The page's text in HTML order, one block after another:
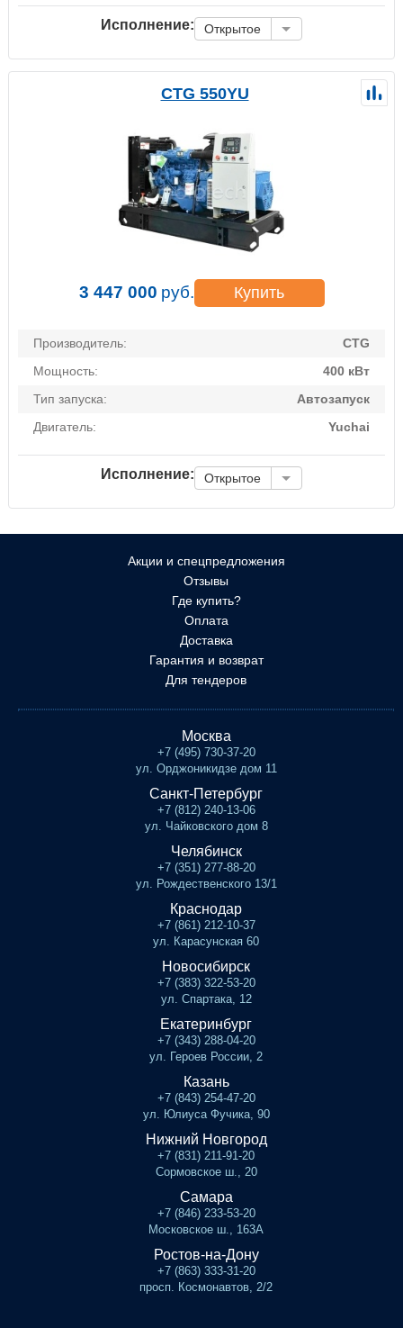
Исполнение: Открытое
CTG 550YU
3 447 000 руб. Купить
Производитель:
CTG
Мощность:
400 кВт
Тип запуска:
Автозапуск
Двигатель:
Yuchai
Исполнение: Открытое
Акции и спецпредложения
Отзывы
Где купить?
Оплата
Доставка
Гарантия и возврат
Для тендеров
Москва
+7 (495) 730-37-20
ул. Орджоникидзе дом 11
Санкт-Петербург
+7 (812) 240-13-06
ул. Чайковского дом 8
Челябинск
+7 (351) 277-88-20
ул. Рождественского 13/1
Краснодар
+7 (861) 212-10-37
ул. Карасунская 60
Новосибирск
+7 (383) 322-53-20
ул. Спартака, 12
Екатеринбург
+7 (343) 288-04-20
ул. Героев России, 2
Казань
+7 (843) 254-47-20
ул. Юлиуса Фучика, 90
Нижний Новгород
+7 (831) 211-91-20
Сормовское ш., 20
Самара
+7 (846) 233-53-20
Московское ш., 163А
Ростов-на-Дону
+7 (863) 333-31-20
просп. Космонавтов, 2/2